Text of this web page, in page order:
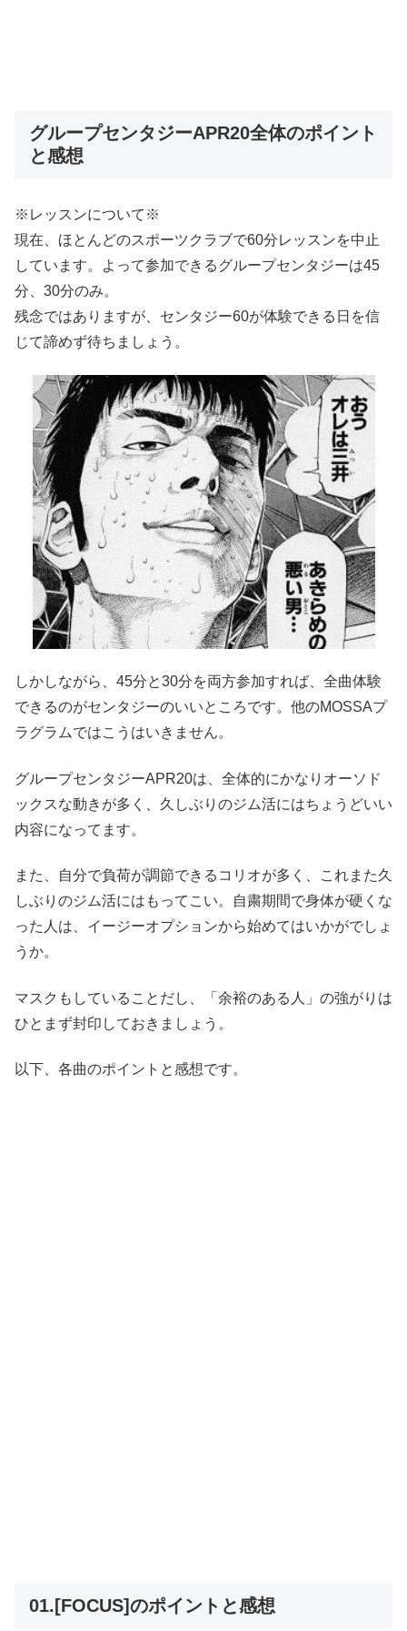
グループセンタジーAPR20全体のポイント
と感想
※レッスンについて※
現在、ほとんどのスポーツクラブで60分レッスンを中止
しています。よって参加できるグループセンタジーは45
分、30分のみ。
残念ではありますが、センタジー60が体験できる日を信
じて諦めず待ちましょう。
しかしながら、45分と30分を両方参加すれば、全曲体験
できるのがセンタジーのいいところです。他のMOSSAプ
ラグラムではこうはいきません。
グループセンタジーAPR20は、全体的にかなりオーソド
ックスな動きが多く、久しぶりのジム活にはちょうどいい
内容になってます。
また、自分で負荷が調節できるコリオが多く、これまた久
しぶりのジム活にはもってこい。自粛期間で身体が硬くな
った人は、イージーオプションから始めてはいかがでしょ
うか。
マスクもしていることだし、「余裕のある人」の強がりは
ひとまず封印しておきましょう。
以下、各曲のポイントと感想です。
01.[FOCUS]のポイントと感想